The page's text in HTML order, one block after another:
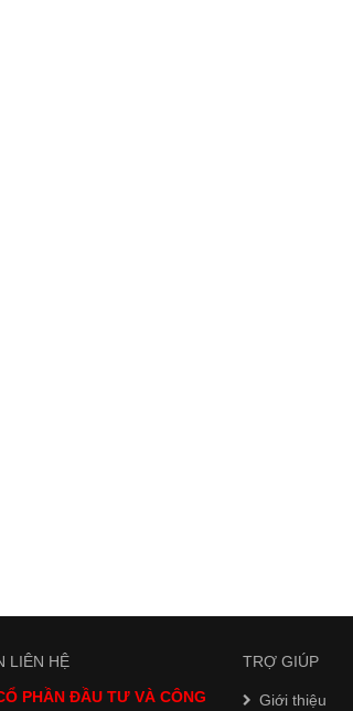
LIÊN HỆ
PHẦN ĐẦU TƯ VÀ CÔNG
TRỢ GIÚP
Giới thiệu